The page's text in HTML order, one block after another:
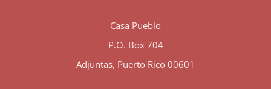
Casa Pueblo
P.O. Box 704
Adjuntas, Puerto Rico 00601